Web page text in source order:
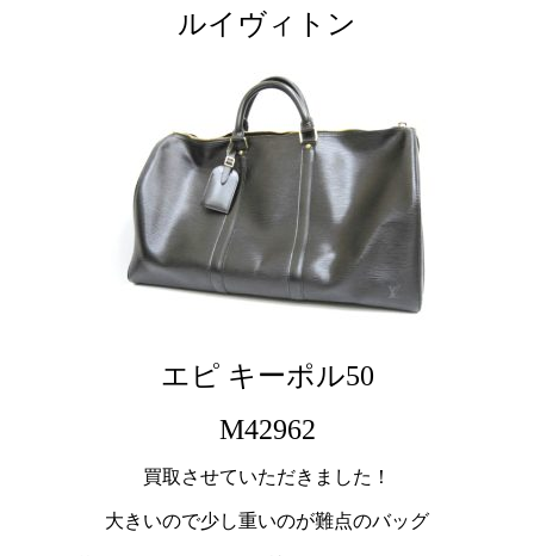
ルイヴィトン
エピ キーポル50
M42962
買取させていただきました！
大きいので少し重いのが難点のバッグ